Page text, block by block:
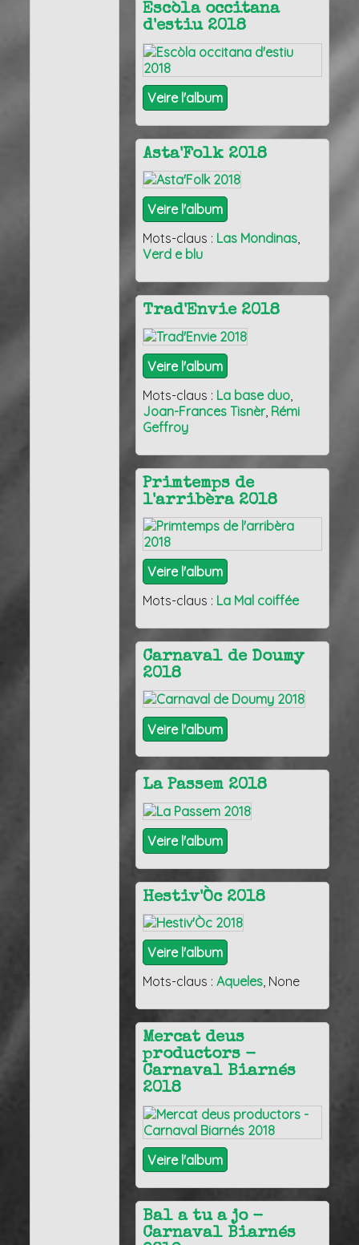
Escòla occitana
d'estiu 2018
Veire l'album
Asta'Folk 2018
Veire l'album
Mots-claus : Las Mondinas,
Verd e blu
Trad'Envie 2018
Veire l'album
Mots-claus : La base duo
Joan-Frances Tisnèr, Rémi
Geffroy
Primtemps de
l'arribèra 2018
Veire l'album
Mots-claus : La Mal coiffée
Carnaval de Doumy
2018
Veire l'album
La Passem 2018
Veire l'album
Hestiv'Òc 2018
Veire l'album
Mots-claus :Aqueles, None
Mercat deus
productors -
Carnaval Biarnés
2018
Veire l'album
Bal a tu a jo -
Carnaval Biarnés